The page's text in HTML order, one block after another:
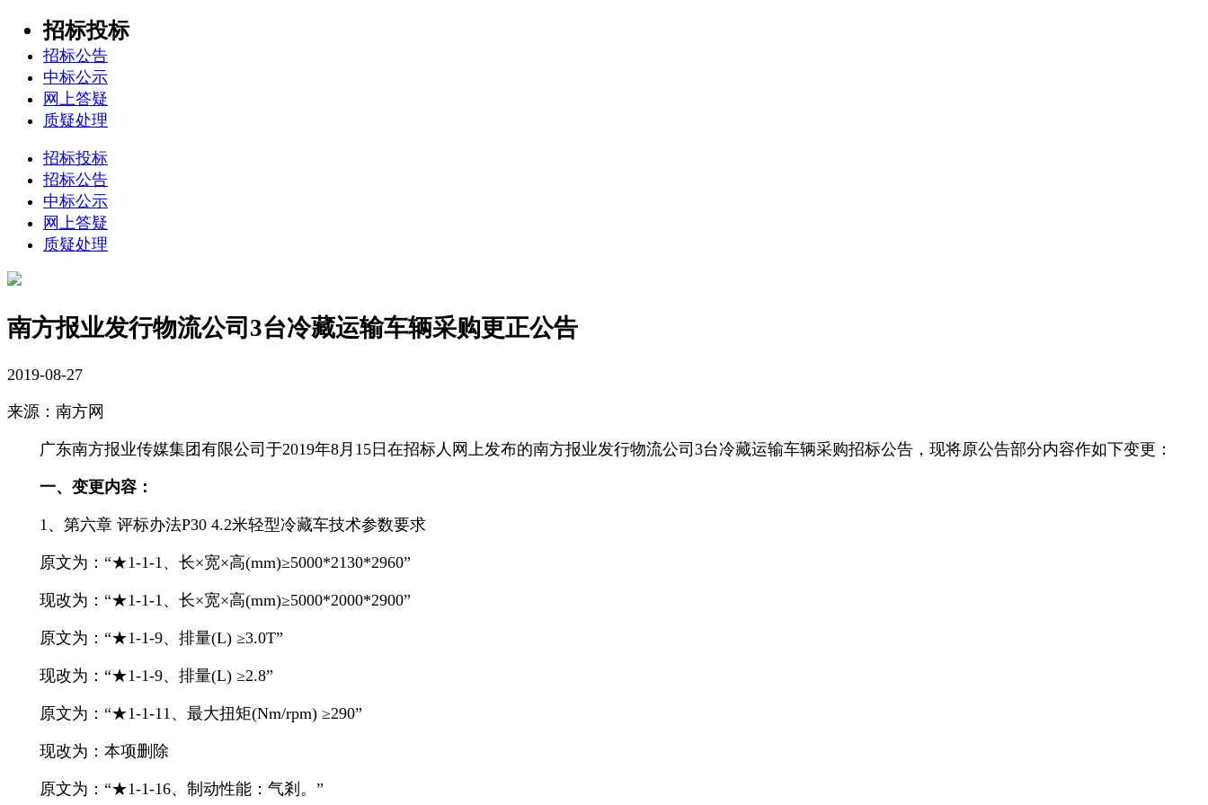
招标投标
招标公告
中标公示
网上答疑
质疑处理
招标投标
招标公告
中标公示
网上答疑
质疑处理
南方报业发行物流公司3台冷藏运输车辆采购更正公告
2019-08-27
来源：南方网
广东南方报业传媒集团有限公司于2019年8月15日在招标人网上发布的南方报业发行物流公司3台冷藏运输车辆采购招标公告，现将原公告部分内容作如下变更：
一、变更内容：
1、第六章 评标办法P30 4.2米轻型冷藏车技术参数要求
原文为：“★1-1-1、长×宽×高(mm)≥5000*2130*2960”
现改为：“★1-1-1、长×宽×高(mm)≥5000*2000*2900”
原文为：“★1-1-9、排量(L) ≥3.0T”
现改为：“★1-1-9、排量(L) ≥2.8”
原文为：“★1-1-11、最大扭矩(Nm/rpm) ≥290”
现改为：本项删除
原文为：“★1-1-16、制动性能：气剎。”